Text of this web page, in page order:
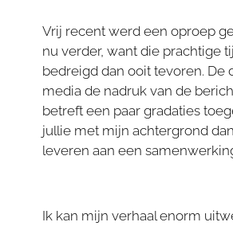
Vrij recent werd een oproep
nu verder, want die prachtige
bedreigd dan ooit tevoren. De
media de nadruk van de
betreft een paar gradaties
jullie met mijn achtergrond
leveren aan een
Ik kan mijn verhaal enorm